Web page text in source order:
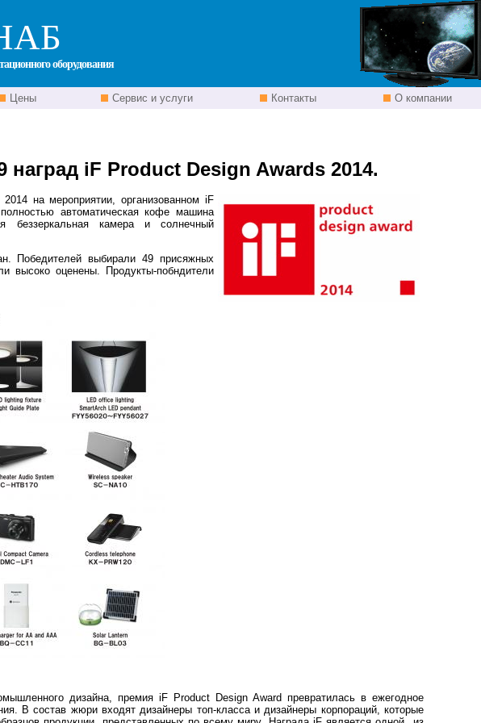
оборудования
Цены Сервис и услуги Контакты
О компании
iF Product Design Awards 2014.
на мероприятии, организованном iF
автоматическая кофе машина
беззеркальная камера и солнечный
Победителей выбирали 49 присяжных
высоко оценены. Продукты-побндители
дизайна, премия iF Product Design Award превратилась в ежегодное
В состав жюри входят дизайнеры топ-класса и дизайнеры корпораций, которые